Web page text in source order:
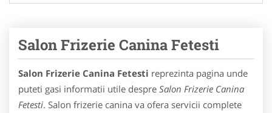
Salon Frizerie Canina Fetesti
Salon Frizerie Canina Fetesti reprezinta pagina unde
puteti gasi informatii utile despre Salon Frizerie Canina
Fetesti. Salon frizerie canina va ofera servicii complete